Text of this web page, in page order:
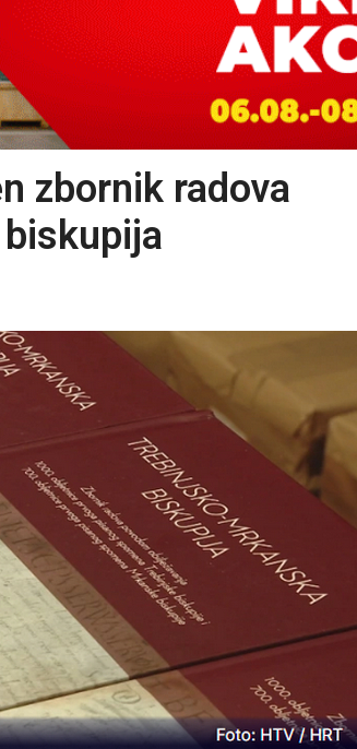
zbornik radova